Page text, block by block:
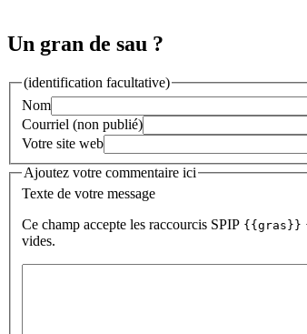
Un gran de sau ?
(identification facultative)
Nom
Courriel (non publié)
Votre site web
Ajoutez votre commentaire ici
Texte de votre message
Ce champ accepte les raccourcis SPIP {{gras}}
vides.